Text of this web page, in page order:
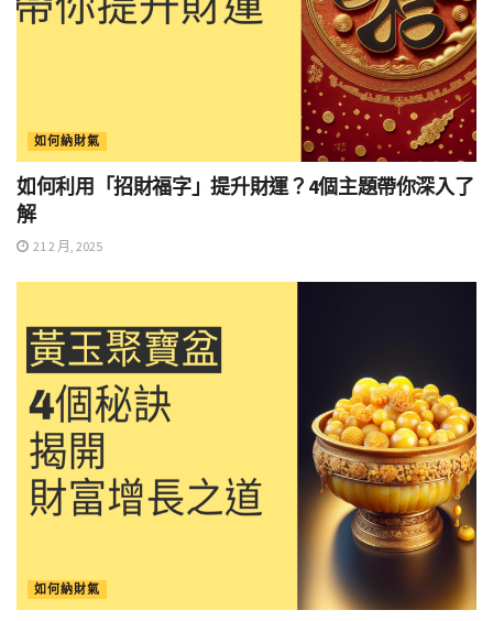
如何納財氣
如何利用「招財福字」提升財運？4個主題帶你深入了
解
21 2 月, 2025
如何納財氣